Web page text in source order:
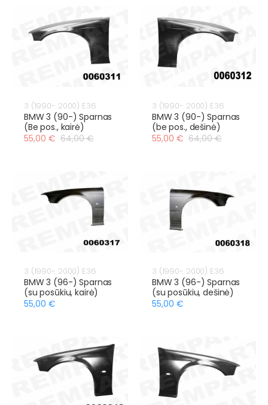
3 (1990- 2000) E36
BMW 3 (90-) Sparnas
(Be pos., kairė)
55,00 € 64,00 €
3 (1990- 2000) E36
BMW 3 (90-) Sparnas
(be pos., dešinė)
55,00 € 64,00 €
3 (1990- 2000) E36
BMW 3 (96-) Sparnas
(su posūkiu, kairė)
55,00 €
3 (1990- 2000) E36
BMW 3 (96-) Sparnas
(su posūkiu, dešinė)
55,00 €